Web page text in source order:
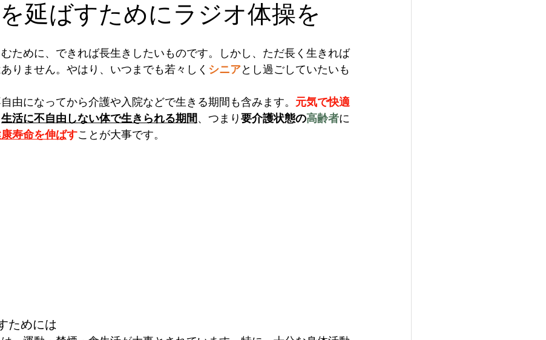
延ばすためにラジオ体操を
ために、できれば長生きしたいものです。しかし、ただ長く生きれば
りません。やはり、いつまでも若々しく シニアとし過ごしていたい も
由になってから介護や入院などで生きる期間も含みます。 元気で快適
生活に不自由しない体で生きられる期間 、つまり 要介護状態の高齢者に
寿命を伸ばすことが大事です。
ためには